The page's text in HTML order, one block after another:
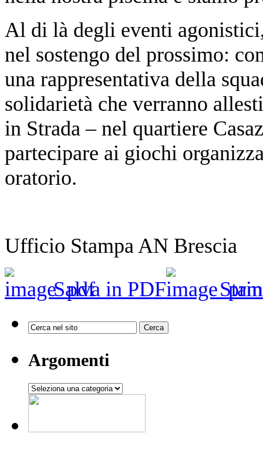
Al di là degli eventi
nel sostengo del prossimo:
una rappresentativa della
solidarietà che verranno
in Strada – nel quartiere
partecipare ai giochi
oratorio.
Ufficio Stampa AN Brescia
Salva in PDF
Argomenti
Argomenti